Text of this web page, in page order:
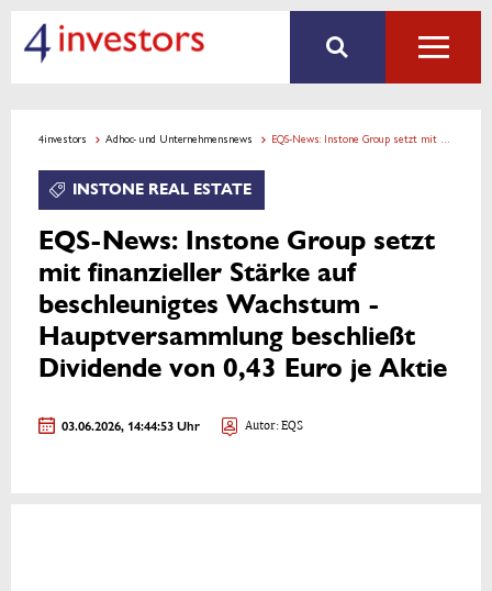
4investors Adhoc- und Unternehmensnews EQS-News: Instone Group setzt mit finanzieller Stärke auf beschleunigtes Wachstum - Hauptversammlung beschließt Dividende von 0,43 Euro je Aktie
INSTONE REAL ESTATE
EQS-News: Instone Group setzt
mit finanzieller Stärke auf
beschleunigtes Wachstum -
Hauptversammlung beschließt
Dividende von 0,43 Euro je Aktie
03.06.2026, 14:44:53 Uhr Autor: EQS